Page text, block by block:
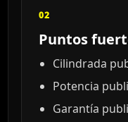
02
Puntos
Cilindrada
Potencia
Garantía